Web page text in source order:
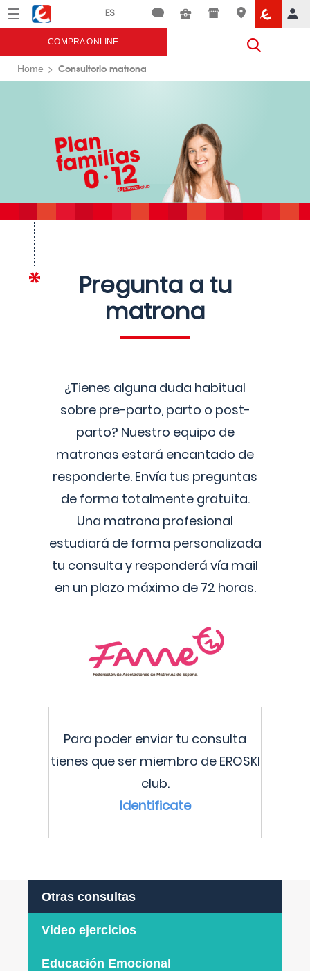
Menú Eroski
COMPRA ONLINE
Home Consultorio matrona
Pregunta a tu
matrona
¿Tienes alguna duda habitual
sobre pre-parto, parto o post-
parto? Nuestro equipo de
matronas estará encantado de
responderte. Envía tus preguntas
de forma totalmente gratuita.
Una matrona profesional
estudiará de forma personalizada
tu consulta y responderá vía mail
en un plazo máximo de 72 horas.
Para poder enviar tu consulta
tienes que ser miembro de EROSKI
club.
Identificate
Otras consultas
Video ejercicios
Educación Emocional